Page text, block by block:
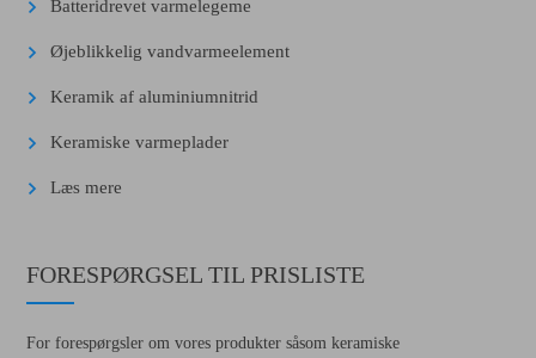
Batteridrevet varmelegeme
Øjeblikkelig vandvarmeelement
Keramik af aluminiumnitrid
Keramiske varmeplader
Læs mere
FORESPØRGSEL TIL PRISLISTE
For forespørgsler om vores produkter såsom keramiske